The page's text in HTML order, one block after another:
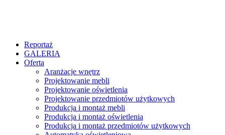
Reportaż
GALERIA
Oferta
Aranżacje wnętrz
Projektowanie mebli
Projektowanie oświetlenia
Projektowanie przedmiotów użytkowych
Produkcja i montaż mebli
Produkcja i montaż oświetlenia
Produkcja i montaż przedmiotów użytkowych